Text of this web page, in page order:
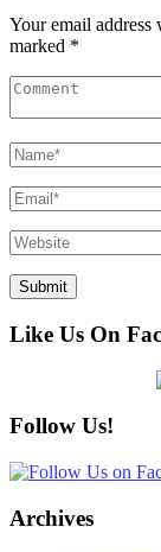
Your email
marked *
Like Us On
Follow Us!
Archives